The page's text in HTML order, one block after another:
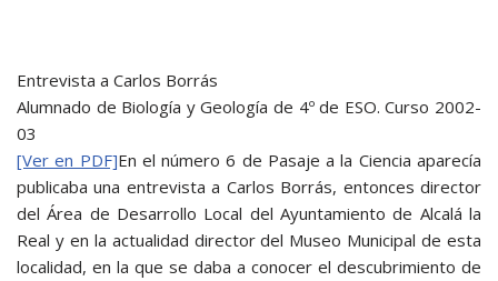
Entrevista a Carlos Borrás
Alumnado de Biología y Geología de 4º de ESO. Curso 2002-
03
[Ver en PDF]En el número 6 de Pasaje a la Ciencia aparecía
publicaba una entrevista a Carlos Borrás, entonces director
del Área de Desarrollo Local del Ayuntamiento de Alcalá la
Real y en la actualidad director del Museo Municipal de esta
localidad, en la que se daba a conocer el descubrimiento de